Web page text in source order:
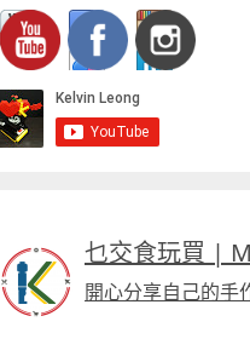
乜交食玩買 |
開心分享自己的手
2026-07-11 至 2026-08-29